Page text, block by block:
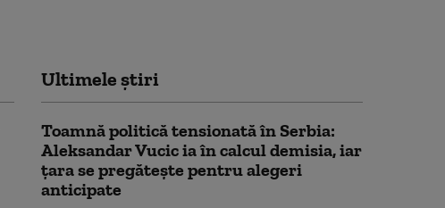
Ultimele știri
Toamnă politică tensionată în Serbia:
Aleksandar Vucic ia în calcul demisia, iar
țara se pregătește pentru alegeri
anticipate